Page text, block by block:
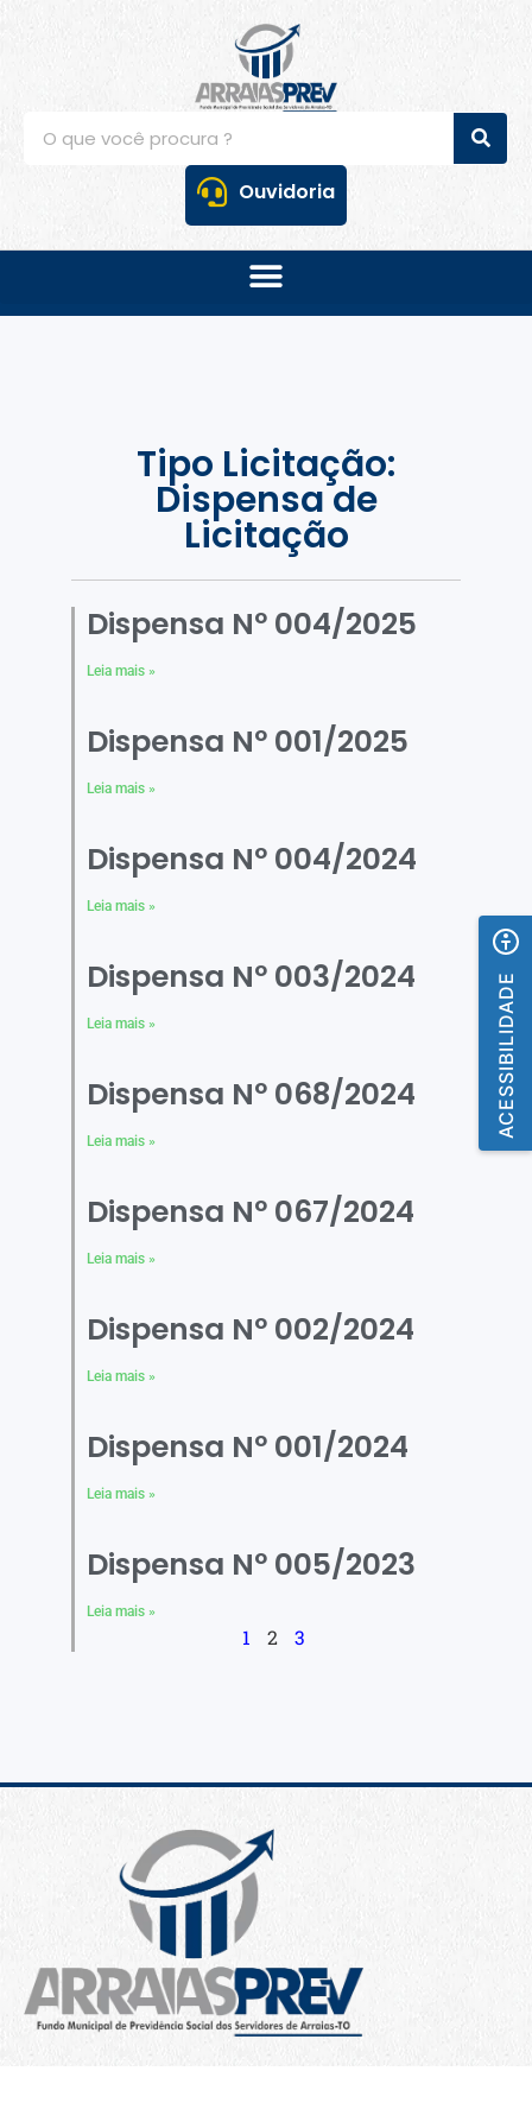
Ouvidoria
Tipo Licitação:
Dispensa de
Licitação
Dispensa Nº 004/2025
Leia mais »
Dispensa Nº 001/2025
Leia mais »
Dispensa Nº 004/2024
Leia mais »
Dispensa Nº 003/2024
Leia mais »
Dispensa Nº 068/2024
Leia mais »
Dispensa Nº 067/2024
Leia mais »
Dispensa Nº 002/2024
Leia mais »
Dispensa Nº 001/2024
Leia mais »
Dispensa Nº 005/2023
Leia mais »
1 2 3
ACESSIBILIDADE